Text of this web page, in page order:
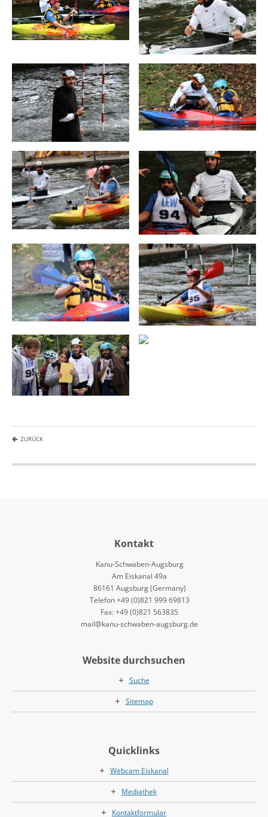
ZURÜCK
Kontakt
Kanu-Schwaben-Augsburg
Am Eiskanal 49a
86161 Augsburg (Germany)
Telefon +49 (0)821 999 69813
Fax: +49 (0)821 563835
mail@kanu-schwaben-augsburg.de
Website durchsuchen
Suche
Sitemap
Quicklinks
Webcam Eiskanal
Mediathek
Kontaktformular